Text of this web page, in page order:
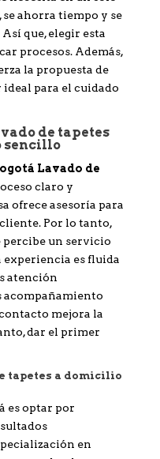
ahorra tiempo y se
que, elegir esta
procesos. Además,
la propuesta de
ideal para el cuidado
de tapetes
sencillo
Lavado de
claro y
ofrece asesoría para
Por lo tanto,
percibe un servicio
experiencia es fluida
atención
acompañamiento
mejora la
dar el primer
tapetes a domicilio
es optar por
en